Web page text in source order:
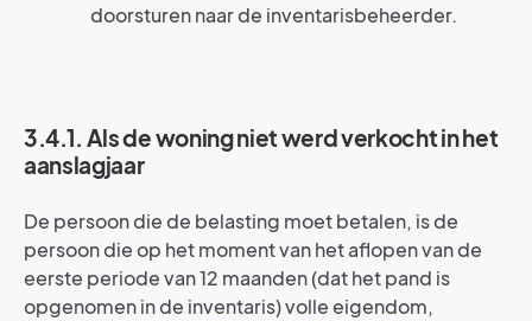
doorsturen naar de inventarisbeheerder.
3.4.1. Als de woning niet werd verkocht in het
aanslagjaar
De persoon die de belasting moet betalen, is de
persoon die op het moment van het aflopen van de
eerste periode van 12 maanden (dat het pand is
opgenomen in de inventaris) volle eigendom,